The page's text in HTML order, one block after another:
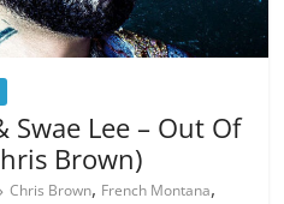
Lee – Out Of
Brown)
Chris Brown, French Montana,